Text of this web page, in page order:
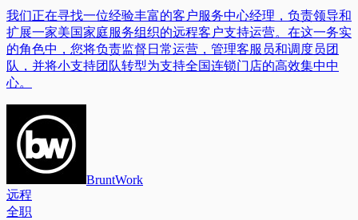
我们正在寻找一位经验丰富的客户服务中心经理，负责领导和
扩展一家美国家庭服务组织的远程客户支持运营。在这一务实
的角色中，您将负责监督日常运营，管理客服员和调度员团
队，并将小支持团队转型为支持全国连锁门店的高效集中中
心。
BruntWork
远程
全职